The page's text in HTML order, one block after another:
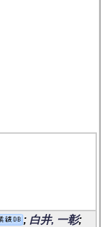
; 白井, 一彰;